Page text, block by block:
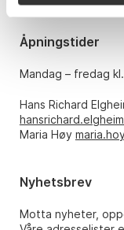
Åpningstider
Mandag – fredag
Hans Richard
Maria Høy
Nyhetsbrev
Motta nyheter,